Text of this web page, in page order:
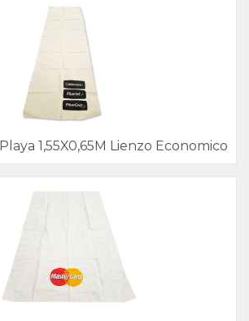
1,55X0,65M Lienzo Economico